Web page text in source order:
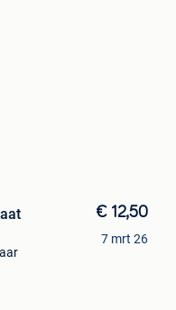
€ 12,50
7 mrt 26